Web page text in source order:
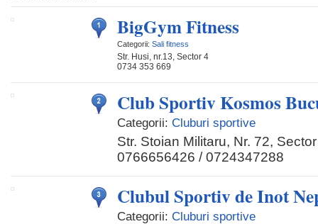
BigGym Fitness
Categorii: Sali fitness
Str. Husi, nr.13, Sector 4
0734 353 669
Club Sportiv Kosmos
Categorii: Cluburi sportive
Str. Stoian Militaru, Nr. 72,
0766656426 / 0724347288
Clubul Sportiv de Inot
Categorii: Cluburi sportive